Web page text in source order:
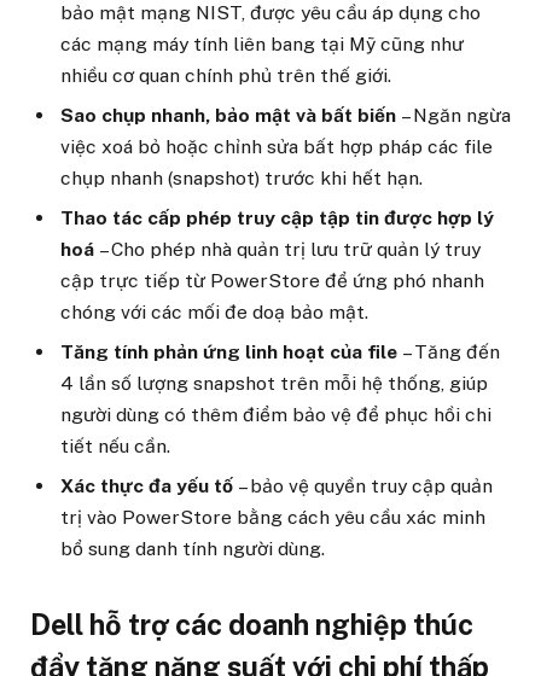
bảo mật mạng NIST, được yêu cầu áp dụng cho
các mạng máy tính liên bang tại Mỹ cũng như
nhiều cơ quan chính phủ trên thế giới.
Sao chụp nhanh, bảo mật và bất biến – Ngăn ngừa
việc xoá bỏ hoặc chỉnh sửa bất hợp pháp các file
chụp nhanh (snapshot) trước khi hết hạn.
Thao tác cấp phép truy cập tập tin được hợp lý
hoá – Cho phép nhà quản trị lưu trữ quản lý truy
cập trực tiếp từ PowerStore để ứng phó nhanh
chóng với các mối đe doạ bảo mật.
Tăng tính phản ứng linh hoạt của file – Tăng đến
4 lần số lượng snapshot trên mỗi hệ thống, giúp
người dùng có thêm điểm bảo vệ để phục hồi chi
tiết nếu cần.
Xác thực đa yếu tố – bảo vệ quyền truy cập quản
trị vào PowerStore bằng cách yêu cầu xác minh
bổ sung danh tính người dùng.
Dell hỗ trợ các doanh nghiệp thúc
đẩy tăng năng suất với chi phí thấp